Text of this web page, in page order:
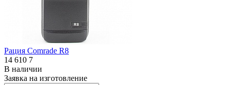
Рация Comrade R8
14 610 7
В наличии
Заявка на изготовление